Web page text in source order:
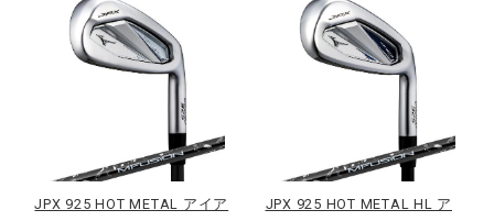
サッカー／フットサル
トレーニング
JPX 925 HOT METAL アイア
JPX 925 HOT METAL HL ア